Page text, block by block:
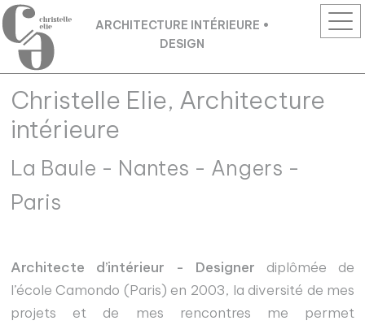
ARCHITECTURE INTÉRIEURE •
DESIGN
Christelle Elie, Architecture
intérieure
La Baule - Nantes - Angers -
Paris
Architecte d’intérieur - Designer diplômée de
l’école Camondo (Paris) en 2003, la diversité de mes
projets et de mes rencontres me permet
Panneau de gestion des cookies